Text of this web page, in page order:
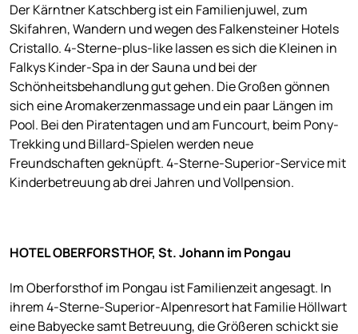
Der Kärntner Katschberg ist ein Familienjuwel, zum
Skifahren, Wandern und wegen des Falkensteiner Hotels
Cristallo. 4-Sterne-plus-like lassen es sich die Kleinen in
Falkys Kinder-Spa in der Sauna und bei der
Schönheitsbehandlung gut gehen. Die Großen gönnen
sich eine Aromakerzenmassage und ein paar Längen im
Pool. Bei den Piratentagen und am Funcourt, beim Pony-
Trekking und Billard-Spielen werden neue
Freundschaften geknüpft. 4-Sterne-Superior-Service mit
Kinderbetreuung ab drei Jahren und Vollpension.
HOTEL OBERFORSTHOF, St. Johann im Pongau
Im Oberforsthof im Pongau ist Familienzeit angesagt. In
ihrem 4-Sterne-Superior-Alpenresort hat Familie Höllwart
eine Babyecke samt Betreuung, die Größeren schickt sie